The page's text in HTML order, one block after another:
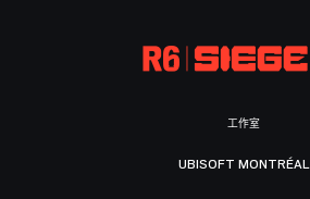
工作室
UBISOFT MONTRÉAL